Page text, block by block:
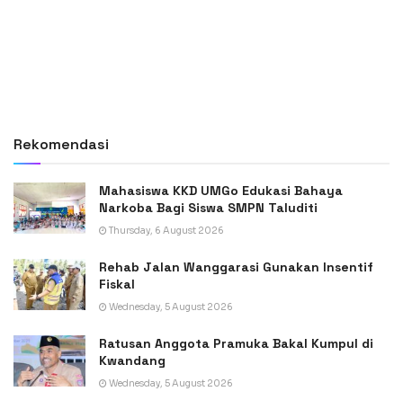
Rekomendasi
Mahasiswa KKD UMGo Edukasi Bahaya
Narkoba Bagi Siswa SMPN Taluditi
Thursday, 6 August 2026
Rehab Jalan Wanggarasi Gunakan Insentif
Fiskal
Wednesday, 5 August 2026
Ratusan Anggota Pramuka Bakal Kumpul di
Kwandang
Wednesday, 5 August 2026